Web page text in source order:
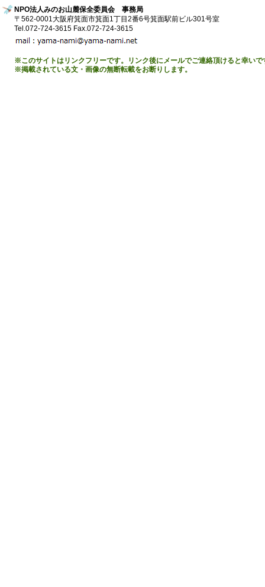
NPO法人みのお山麓保全委員会 事務局
〒562-0001大阪府箕面市箕面1丁目2番6号箕面駅前ビル301号室
Tel.072-724-3615 Fax.072-724-3615
※このサイトはリンクフリーです。リンク後にメールでご連絡頂けると幸いで
※掲載されている文・画像の無断転載をお断りします。